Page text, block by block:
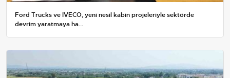
Ford Trucks ve IVECO, yeni nesil kabin projeleriyle sektörde
devrim yaratmaya ha...